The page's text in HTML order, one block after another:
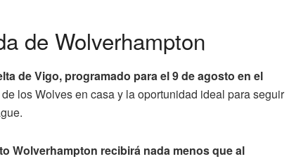
de Wolverhampton
de Vigo, programado para el 9 de agosto en el
los Wolves en casa y la oportunidad ideal para seguir
Wolverhampton recibirá nada menos que al